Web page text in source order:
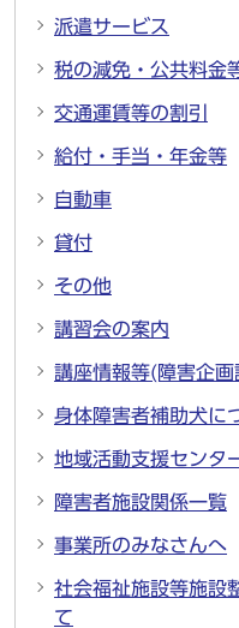
派遣サービス
税の減免・公共料金
交通運賃等の割引
給付・手当・年金等
自動車
貸付
その他
講習会の案内
講座情報等(障害企画
身体障害者補助犬に
地域活動支援センタ
障害者施設関係一覧
事業所のみなさんへ
社会福祉施設等施設
て